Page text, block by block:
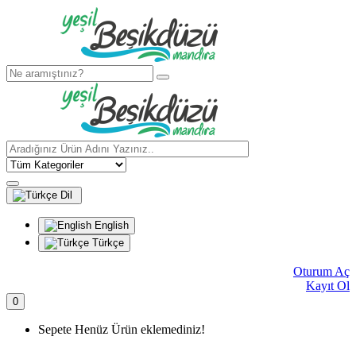
Dil
English
Türkçe
Oturum Aç
Kayıt Ol
0
Sepete Henüz Ürün eklemediniz!